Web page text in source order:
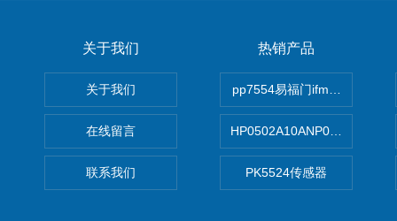
关于我们
关于我们
在线留言
联系我们
热销产品
pp7554易福门ifm传感器
HP0502A10ANP01滤芯 Mp
PK5524传感器